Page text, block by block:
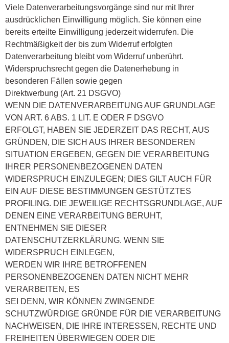
Viele Datenverarbeitungsvorgänge sind nur mit Ihrer
ausdrücklichen Einwilligung möglich. Sie können eine
bereits erteilte Einwilligung jederzeit widerrufen. Die
Rechtmäßigkeit der bis zum Widerruf erfolgten
Datenverarbeitung bleibt vom Widerruf unberührt.
Widerspruchsrecht gegen die Datenerhebung in
besonderen Fällen sowie gegen
Direktwerbung (Art. 21 DSGVO)
WENN DIE DATENVERARBEITUNG AUF GRUNDLAGE
VON ART. 6 ABS. 1 LIT. E ODER F DSGVO
ERFOLGT, HABEN SIE JEDERZEIT DAS RECHT, AUS
GRÜNDEN, DIE SICH AUS IHRER BESONDEREN
SITUATION ERGEBEN, GEGEN DIE VERARBEITUNG
IHRER PERSONENBEZOGENEN DATEN
WIDERSPRUCH EINZULEGEN; DIES GILT AUCH FÜR
EIN AUF DIESE BESTIMMUNGEN GESTÜTZTES
PROFILING. DIE JEWEILIGE RECHTSGRUNDLAGE, AUF
DENEN EINE VERARBEITUNG BERUHT,
ENTNEHMEN SIE DIESER
DATENSCHUTZERKLÄRUNG. WENN SIE
WIDERSPRUCH EINLEGEN,
WERDEN WIR IHRE BETROFFENEN
PERSONENBEZOGENEN DATEN NICHT MEHR
VERARBEITEN, ES
SEI DENN, WIR KÖNNEN ZWINGENDE
SCHUTZWÜRDIGE GRÜNDE FÜR DIE VERARBEITUNG
NACHWEISEN, DIE IHRE INTERESSEN, RECHTE UND
FREIHEITEN ÜBERWIEGEN ODER DIE